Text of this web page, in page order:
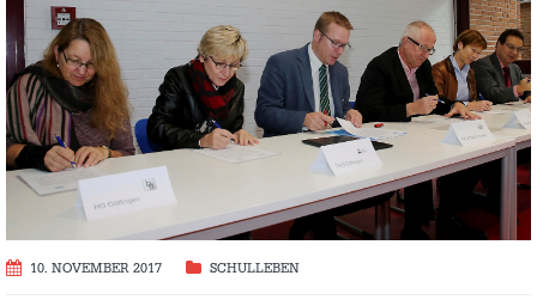
10. NOVEMBER 2017 SCHULLEBEN